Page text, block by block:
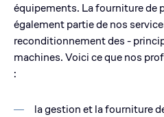
équipements. La fourniture de
également partie de nos
reconditionnement des -
machines. Voici ce que nos
:
la gestion et la fourniture